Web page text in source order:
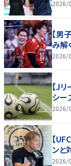
2026/
【男
み解
2026/
【J
シー
2026/
【
ンと
2026/